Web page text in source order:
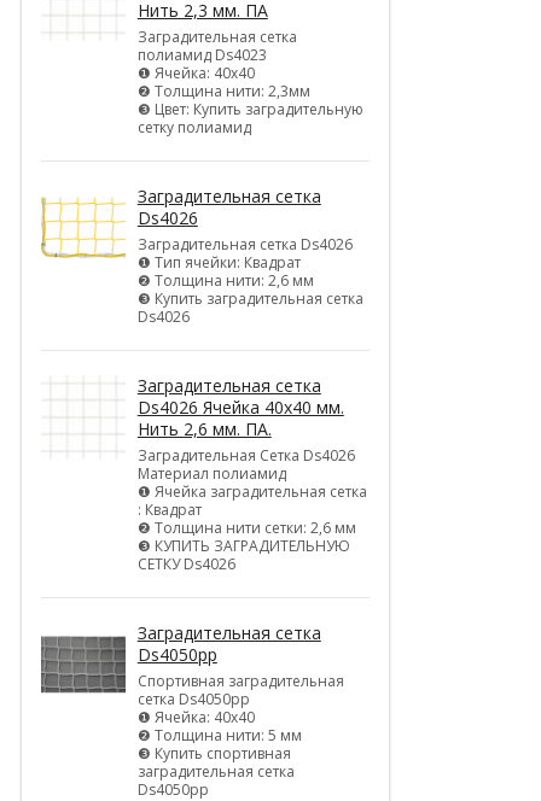
Нить 2,3 мм. ПА
Заградительная сетка
полиамид Ds4023
❶ Ячейка: 40х40
❷ Толщина нити: 2,3мм
❸ Цвет: Купить заградительную
сетку полиамид
Заградительная сетка
Ds4026
Заградительная сетка Ds4026
❶ Тип ячейки: Квадрат
❷ Толщина нити: 2,6 мм
❸ Купить заградительная сетка
Ds4026
Заградительная сетка
Ds4026 Ячейка 40х40 мм.
Нить 2,6 мм. ПА.
Заградительная Сетка Ds4026
Материал полиамид
❶ Ячейка заградительная сетка
: Квадрат
❷ Толщина нити сетки: 2,6 мм
❸ КУПИТЬ ЗАГРАДИТЕЛЬНУЮ
СЕТКУ Ds4026
Заградительная сетка
Ds4050pp
Спортивная заградительная
сетка Ds4050pp
❶ Ячейка: 40х40
❷ Толщина нити: 5 мм
❸ Купить спортивная
заградительная сетка
Ds4050pp